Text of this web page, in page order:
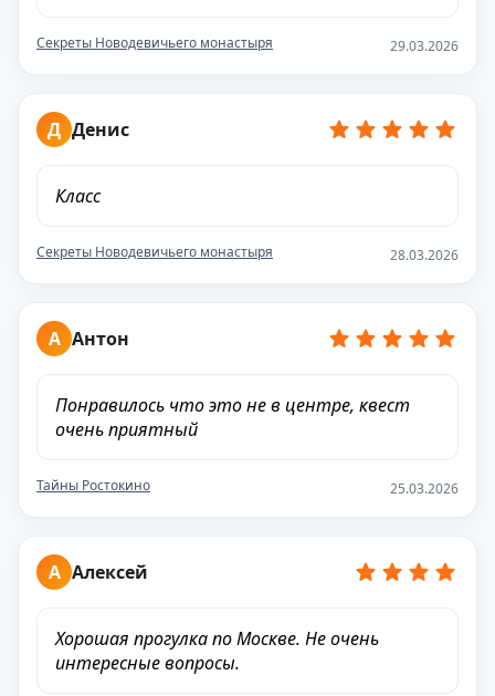
Секреты Новодевичьего монастыря 29.03.2026
Д Денис
Класс
Секреты Новодевичьего монастыря 28.03.2026
А Антон
Понравилось что это не в центре, квест
очень приятный
Тайны Ростокино 25.03.2026
А Алексей
Хорошая прогулка по Москве. Не очень
интересные вопросы.